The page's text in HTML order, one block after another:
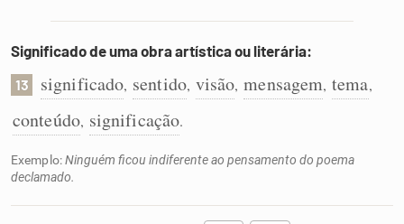
Significado de uma obra artística ou literária:
13 significado, sentido, visão, mensagem, tema,
conteúdo, significação.
Exemplo:Ninguém ficou indiferente ao pensamento do poema
declamado.